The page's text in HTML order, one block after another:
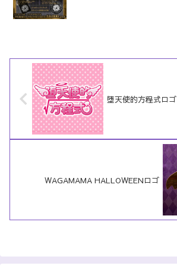
堕天使的方程式ロゴ
WAGAMAMA HALLOWEENロゴ